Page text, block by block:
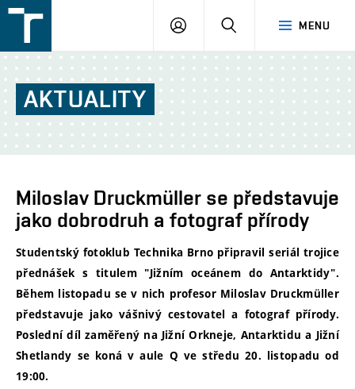
v
Brně
MENU
PŘIHLÁŠENÍ
AKTUALITY
Miloslav Druckmüller se představuje
jako dobrodruh a fotograf přírody
Studentský fotoklub Technika Brno připravil seriál trojice
přednášek s titulem "Jižním oceánem do Antarktidy".
Během listopadu se v nich profesor Miloslav Druckmüller
představuje jako vášnivý cestovatel a fotograf přírody.
Poslední díl zaměřený na Jižní Orkneje, Antarktidu a Jižní
Shetlandy se koná v aule Q ve středu 20. listopadu od
19:00.